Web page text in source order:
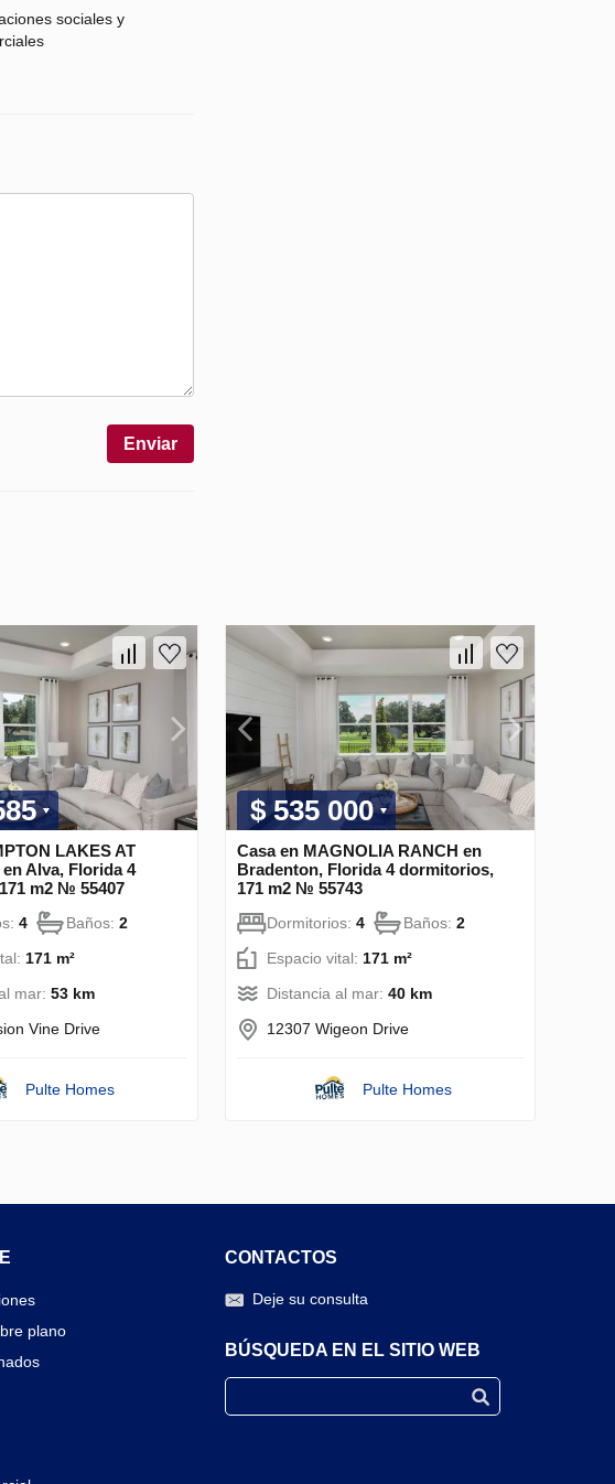
sociales y
Enviar
LAKES AT
Alva, Florida 4
m2 № 55407
4 Baños: 2
171 m²
mar: 53 km
Vine Drive
Pulte Homes
$ 535 000
Casa en MAGNOLIA RANCH en
Bradenton, Florida 4 dormitorios,
171 m2 № 55743
Dormitorios: 4 Baños: 2
Espacio vital: 171 m²
Distancia al mar: 40 km
12307 Wigeon Drive
Pulte Homes
plano
CONTACTOS
Deje su consulta
BÚSQUEDA EN EL SITIO WEB